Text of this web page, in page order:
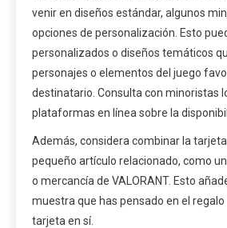
venir en diseños estándar, algunos
opciones de personalización. Esto
personalizados o diseños temáticos
personajes o elementos del juego
destinatario. Consulta con minoristas
plataformas en línea sobre la
Además, considera combinar la
pequeño artículo relacionado, como
o mercancía de VALORANT. Esto
muestra que has pensado en el regalo
tarjeta en sí.